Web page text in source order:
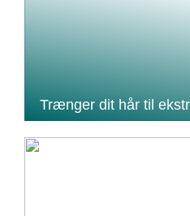
Trænger dit hår til